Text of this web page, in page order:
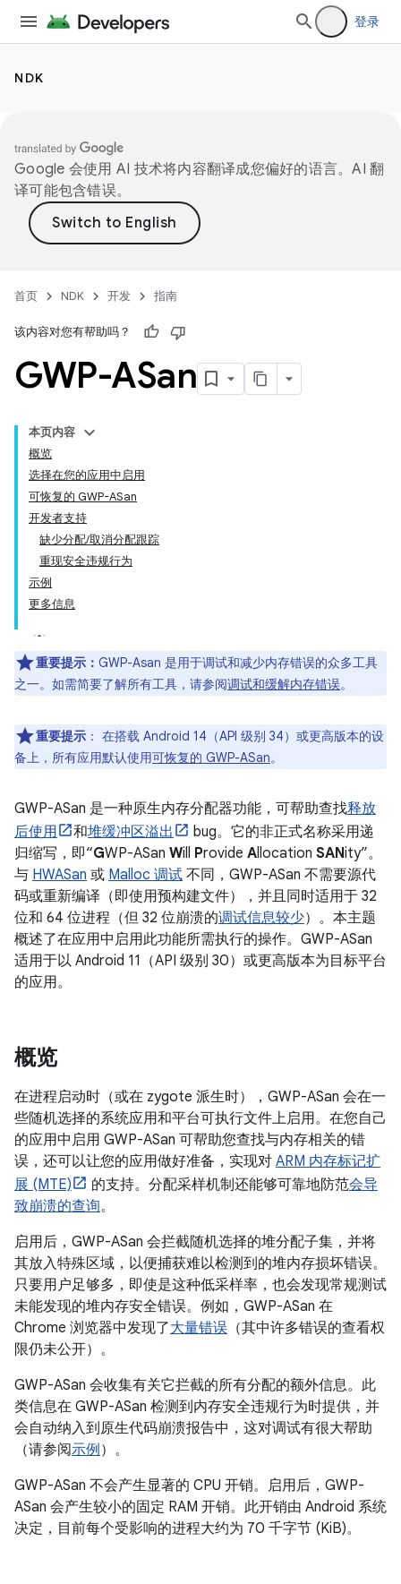
登录
NDK
Google 会使用 AI 技术将内容翻译成您偏好的语言。AI 翻
译可能包含错误。
首页 NDK 开发 指南
该内容对您有帮助吗？
GWP-ASan
本页内容
概览
选择在您的应用中启用
可恢复的 GWP-ASan
开发者支持
缺少分配/取消分配跟踪
重现安全违规行为
示例
更多信息
重要提示： GWP-Asan 是用于调试和减少内存错误的众多工具
之一。如需简要了解所有工具，请参阅调试和缓解内存错误。
重要提示 ： 在搭载 Android 14（API 级别 34）或更高版本的设
备上，所有应用默认使用可恢复的 GWP-ASan。
GWP-ASan 是一种原生内存分配器功能，可帮助查找释放
后使用
和堆缓冲区溢出
bug。它的非正式名称采用递
归缩写，即“GWP-ASan Will Provide Allocation SANity”。
与 HWASan 或 Malloc 调试 不同，GWP-ASan 不需要源代
码或重新编译（即使用预构建文件），并且同时适用于 32
位和 64 位进程（但 32 位崩溃的调试信息较少）。本主题
概述了在应用中启用此功能所需执行的操作。GWP-ASan
适用于以 Android 11（API 级别 30）或更高版本为目标平台
的应用。
概览
在进程启动时（或在 zygote 派生时），GWP-ASan 会在一
些随机选择的系统应用和平台可执行文件上启用。在您自己
的应用中启用 GWP-ASan 可帮助您查找与内存相关的错
误，还可以让您的应用做好准备，实现对 ARM 内存标记扩
展 (MTE)
的支持。分配采样机制还能够可靠地防范会导
致崩溃的查询。
启用后，GWP-ASan 会拦截随机选择的堆分配子集，并将
其放入特殊区域，以便捕获难以检测到的堆内存损坏错误。
只要用户足够多，即使是这种低采样率，也会发现常规测试
未能发现的堆内存安全错误。例如，GWP-ASan 在
Chrome 浏览器中发现了大量错误 （其中许多错误的查看权
限仍未公开）。
GWP-ASan 会收集有关它拦截的所有分配的额外信息。此
类信息在 GWP-ASan 检测到内存安全违规行为时提供，并
会自动纳入到原生代码崩溃报告中，这对调试有很大帮助
（请参阅示例 ）。
GWP-ASan 不会产生显著的 CPU 开销。启用后，GWP-
ASan 会产生较小的固定 RAM 开销。此开销由 Android 系统
决定，目前每个受影响的进程大约为 70 千字节 (KiB)。